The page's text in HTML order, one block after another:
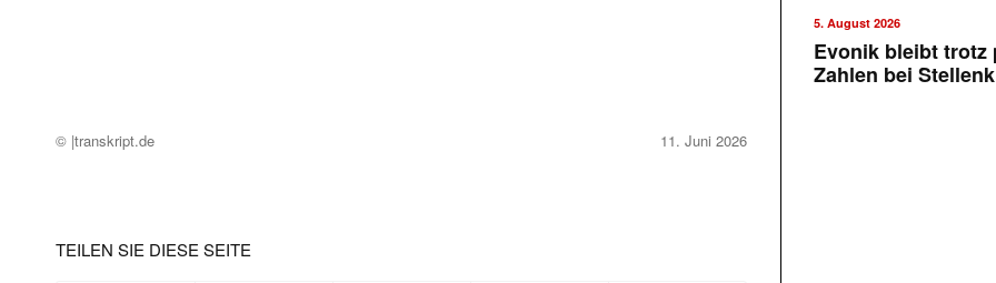
© |transkript.de 11. Juni 2026
TEILEN SIE DIESE SEITE
5. August 2026
Evonik bleibt trotz
Zahlen bei